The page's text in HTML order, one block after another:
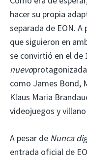
hacer su propia
separada de EON.
que siguieron en
se convirtió en el de
nuevoprotagonizada
como James Bond,
Klaus Maria
videojuegos y
A pesar de Nunca
entrada oficial de